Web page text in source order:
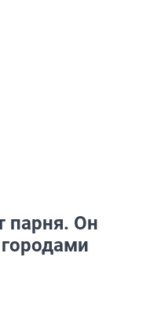
парня. Он